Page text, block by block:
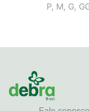
P, M, G,